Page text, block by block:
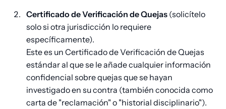
Certificado de Verificación de Quejas (solicítelo
solo si otra jurisdicción lo requiere
específicamente).
Este es un Certificado de Verificación de Quejas
estándar al que se le añade cualquier información
confidencial sobre quejas que se hayan
investigado en su contra (también conocida como
carta de "reclamación" o "historial disciplinario").